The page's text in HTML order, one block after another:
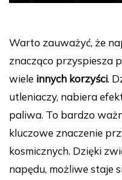
Warto zauważyć, że
znacząco przyspiesza
wiele innych korzyści.
utleniaczy, nabiera
paliwa. To bardzo
kluczowe znaczenie
kosmicznych. Dzięki
napędu, możliwe staje